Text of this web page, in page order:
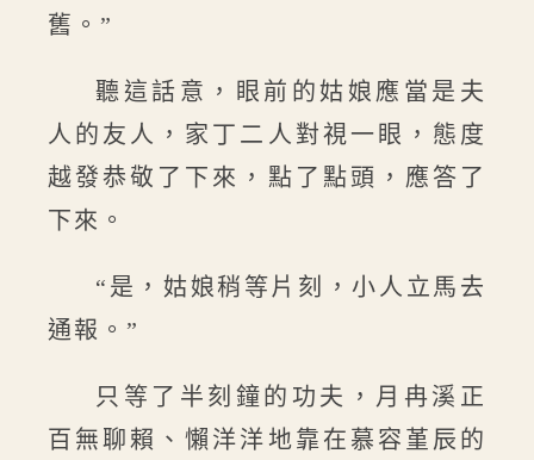
舊。”
聽這話意，眼前的姑娘應當是夫
人的友人，家丁二人對視一眼，態度
越發恭敬了下來，點了點頭，應答了
下來。
“是，姑娘稍等片刻，小人立馬去
通報。”
只等了半刻鐘的功夫，月冉溪正
百無聊賴、懶洋洋地靠在慕容堇辰的